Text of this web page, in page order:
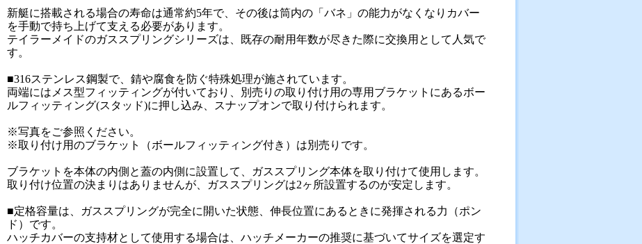
新艇に搭載される場合の寿命は通常約5年で、その後は筒内の「バネ」の能力がなくなりカバー
を手動で持ち上げて支える必要があります。
テイラーメイドのガススプリングシリーズは、既存の耐用年数が尽きた際に交換用として人気で
す。
■316ステンレス鋼製で、錆や腐食を防ぐ特殊処理が施されています。
両端にはメス型フィッティングが付いており、別売りの取り付け用の専用ブラケットにあるボー
ルフィッティング(スタッド)に押し込み、スナップオンで取り付けられます。
※写真をご参照ください。
※取り付け用のブラケット（ボールフィッティング付き）は別売りです。
ブラケットを本体の内側と蓋の内側に設置して、ガススプリング本体を取り付けて使用します。
取り付け位置の決まりはありませんが、ガススプリングは2ヶ所設置するのが安定します。
■定格容量は、ガススプリングが完全に開いた状態、伸長位置にあるときに発揮される力（ポン
ド）です。
ハッチカバーの支持材として使用する場合は、ハッチメーカーの推奨に基づいてサイズを選定す